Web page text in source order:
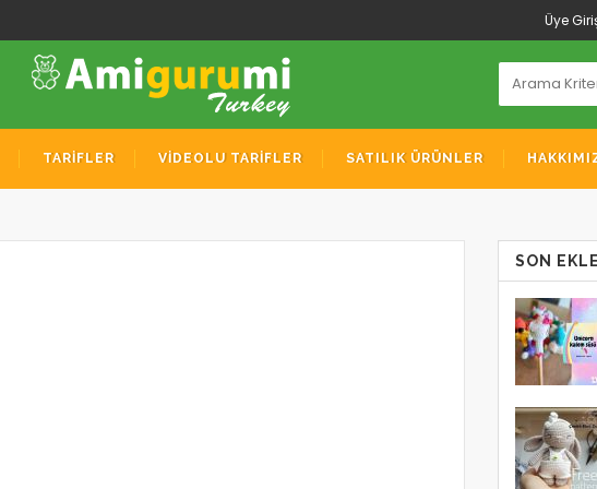
Üye
TARİFLER VİDEOLU TARİFLER SATILIK ÜRÜNLER
SON